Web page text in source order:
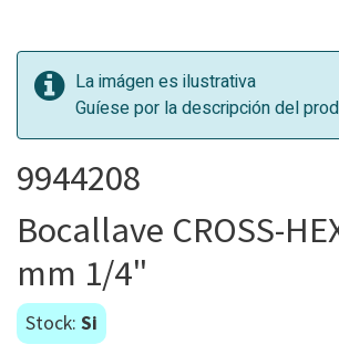
La imágen es ilustrativa
Guíese por la descripción del
9944208
Bocallave CROSS-
mm 1/4"
Stock: Si